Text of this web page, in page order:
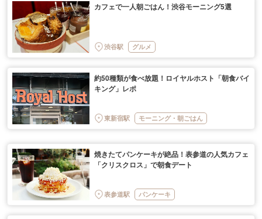
カフェで一人朝ごはん！渋谷モーニング5選
渋谷駅 グルメ
約50種類が食べ放題！ロイヤルホスト「朝食バイ
キング」レポ
東新宿駅 モーニング・朝ごはん
焼きたてパンケーキが絶品！表参道の人気カフェ
「クリスクロス」で朝食デート
表参道駅 パンケーキ